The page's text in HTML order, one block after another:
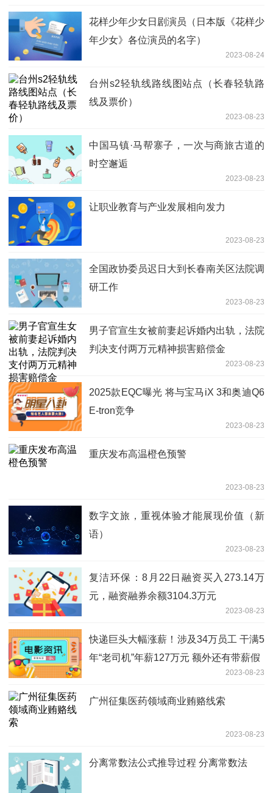
花样少年少女日剧演员（日本版《花样少
年少女》各位演员的名字）
2023-08-24
台州s2轻轨线路线图站点（长春轻轨路
线及票价）
2023-08-23
中国马镇·马帮寨子，一次与商旅古道的
时空邂逅
2023-08-23
让职业教育与产业发展相向发力
2023-08-23
全国政协委员迟日大到长春南关区法院调
研工作
2023-08-23
男子官宣生女被前妻起诉婚内出轨，法院
判决支付两万元精神损害赔偿金
2023-08-23
2025款EQC曝光 将与宝马iX 3和奥迪Q6
E-tron竞争
2023-08-23
重庆发布高温橙色预警
2023-08-23
数字文旅，重视体验才能展现价值（新
语）
2023-08-23
复洁环保：8月22日融资买入273.14万
元，融资融券余额3104.3万元
2023-08-23
快递巨头大幅涨薪！涉及34万员工 干满5
年“老司机”年薪127万元 额外还有带薪假
2023-08-23
广州征集医药领域商业贿赂线索
2023-08-23
分离常数法公式推导过程 分离常数法